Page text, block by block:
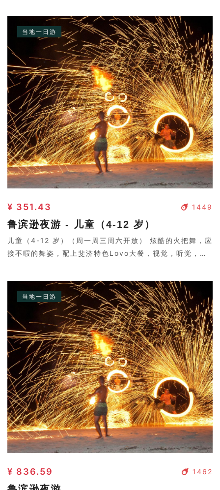
当地一日游
1449
¥ 351.43
鲁滨逊夜游 - 儿童（4-12 岁）
儿童（4-12 岁）（周一周三周六开放） 炫酷的火把舞，应
接不暇的舞姿，配上斐济特色Lovo大餐，视觉，听觉，味
当地一日游
1462
¥ 836.59